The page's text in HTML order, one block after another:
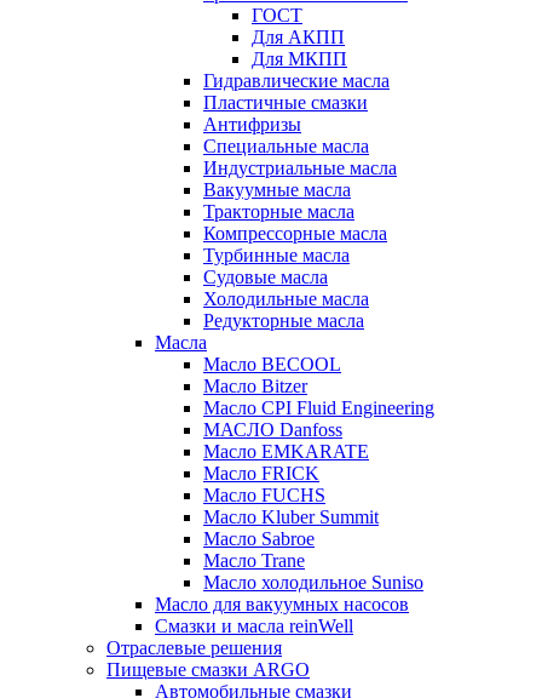
ГОСТ
Для АКПП
Для МКПП
Гидравлические масла
Пластичные смазки
Антифризы
Специальные масла
Индустриальные масла
Вакуумные масла
Тракторные масла
Компрессорные масла
Турбинные масла
Судовые масла
Холодильные масла
Редукторные масла
Масла
Масло BECOOL
Масло Bitzer
Масло CPI Fluid Engineering
МАСЛО Danfoss
Масло EMKARATE
Масло FRICK
Масло FUCHS
Масло Kluber Summit
Масло Sabroe
Масло Trane
Масло холодильное Suniso
Масло для вакуумных насосов
Смазки и масла reinWell
Отраслевые решения
Пищевые смазки ARGO
Автомобильные смазки